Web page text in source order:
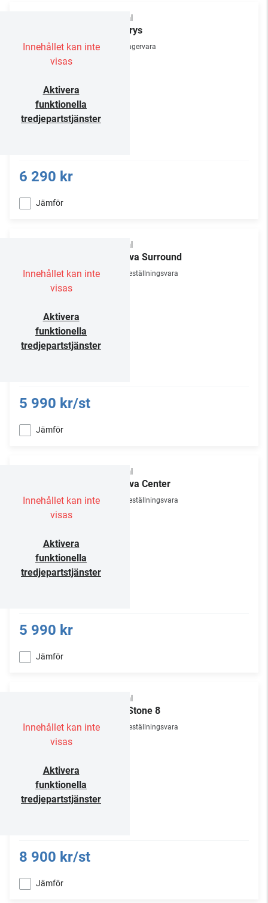
Innehållet kan inte
visas
Aktivera
funktionella
tredjepartstjänster
Focal
Azurys
Lagervara
6 290 kr
Jämför
Innehållet kan inte
visas
Aktivera
funktionella
tredjepartstjänster
Focal
Theva Surround
Beställningsvara
5 990 kr/st
Jämför
Innehållet kan inte
visas
Aktivera
funktionella
tredjepartstjänster
Focal
Theva Center
Beställningsvara
5 990 kr
Jämför
Innehållet kan inte
visas
Aktivera
funktionella
tredjepartstjänster
Focal
OD Stone 8
Beställningsvara
8 900 kr/st
Jämför